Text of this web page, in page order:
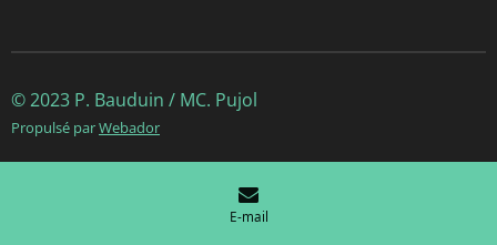
© 2023 P. Bauduin / MC. Pujol
Propulsé parWebador
E-mail